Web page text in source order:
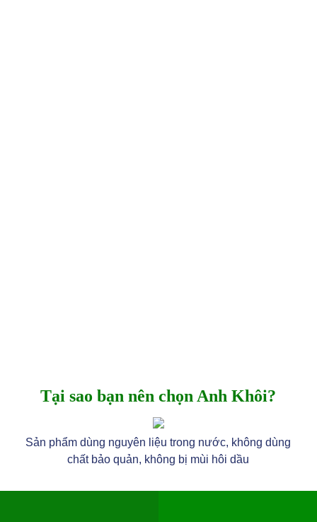
Tại sao bạn nên chọn Anh Khôi?
Sản phẩm dùng nguyên liệu trong nước, không dùng
chất bảo quản, không bị mùi hôi dầu